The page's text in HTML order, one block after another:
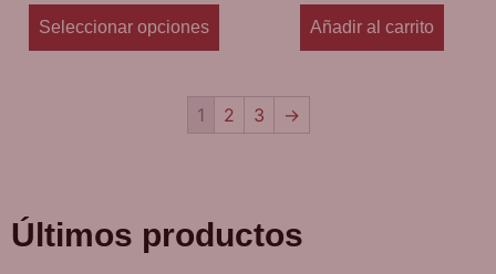
Seleccionar opciones Añadir al carrito
1 2 3 →
Últimos productos